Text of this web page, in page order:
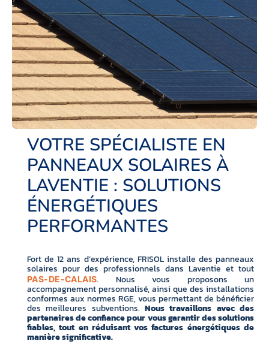
VOTRE SPÉCIALISTE EN
PANNEAUX SOLAIRES À
LAVENTIE : SOLUTIONS
ÉNERGÉTIQUES
PERFORMANTES
Fort de 12 ans d’expérience, FRISOL installe des panneaux
solaires pour des professionnels dans Laventie et tout
PAS-DE-CALAIS. Nous vous proposons un
accompagnement personnalisé, ainsi que des installations
conformes aux normes RGE, vous permettant de bénéficier
des meilleures subventions. Nous travaillons avec des
partenaires de confiance pour vous garantir des solutions
fiables, tout en réduisant vos factures énergétiques de
manière significative.